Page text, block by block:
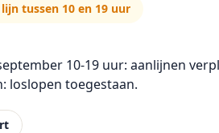
tussen 10 en 19 uur
10-19 uur: aanlijnen
loslopen toegestaan.